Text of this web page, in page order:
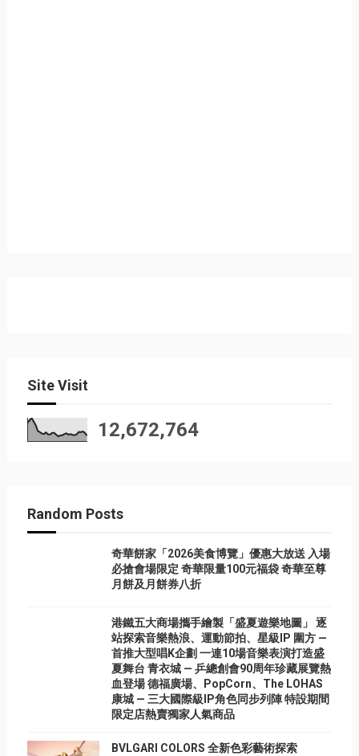
Site Visit
12,672,764
Random Posts
奇華餅家「2026美食博覽」優惠大放送 入場
必搶會場限定 奇華限量100元福袋 奇華至尊
月餅及月餅券八折
港鐵五大商場攜手繪製「盛夏遊樂地圖」 逐
站探索音樂熱浪、運動節拍、星級IP 圍方 —
首推大型唱K企劃 一連10場音樂表演打造盛
夏舞台 青衣城 — 乒總創會90周年珍藏展覽熱
血登場 德福廣場、PopCorn、The LOHAS
康城 — 三大國際級IP角色同步列陣 特設期間
限定店熱賣獨家人氣商品
BVLGARI COLORS 全新色彩藝術探索